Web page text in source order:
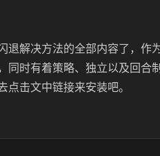
退解决方法的全部内容了，作
同时有着策略、独立以及回合
击文中链接来安装吧。